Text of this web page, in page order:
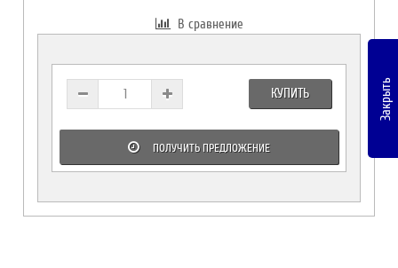
В сравнение
КУПИТЬ
ПОЛУЧИТЬ ПРЕДЛОЖЕНИЕ
Закрыть